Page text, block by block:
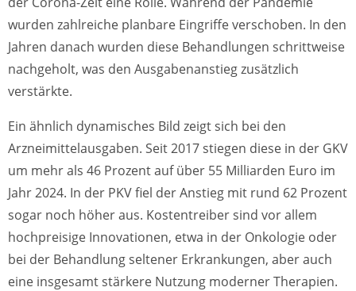
wurden zahlreiche planbare Eingriffe verschoben. In den
Jahren danach wurden diese Behandlungen schrittweise
nachgeholt, was den Ausgabenanstieg zusätzlich
verstärkte.
Ein ähnlich dynamisches Bild zeigt sich bei den
Arzneimittelausgaben. Seit 2017 stiegen diese in der GKV
um mehr als 46 Prozent auf über 55 Milliarden Euro im
Jahr 2024. In der PKV fiel der Anstieg mit rund 62 Prozent
sogar noch höher aus. Kostentreiber sind vor allem
hochpreisige Innovationen, etwa in der Onkologie oder
bei der Behandlung seltener Erkrankungen, aber auch
eine insgesamt stärkere Nutzung moderner Therapien.